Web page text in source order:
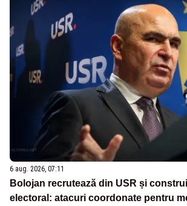
6 aug. 2026, 07:11
Bolojan recrutează din USR și
electoral: atacuri coordonate pentru